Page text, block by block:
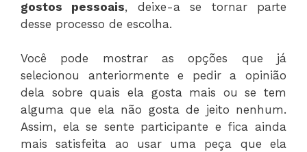
gostos pessoais, deixe-a se tornar parte
desse processo de escolha.
Você pode mostrar as opções que já
selecionou anteriormente e pedir a opinião
dela sobre quais ela gosta mais ou se tem
alguma que ela não gosta de jeito nenhum.
Assim, ela se sente participante e fica ainda
mais satisfeita ao usar uma peça que ela